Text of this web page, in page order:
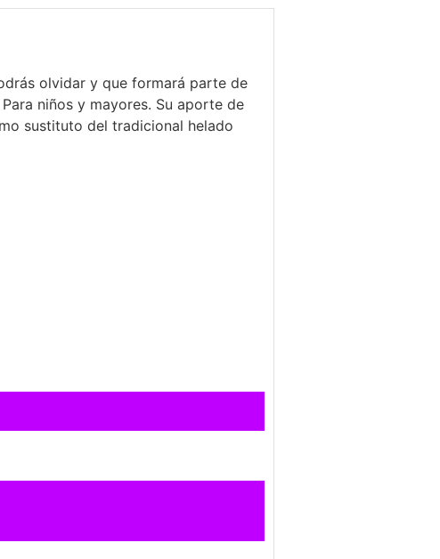
olvidar y que formará parte de
niños y mayores. Su aporte de
sustituto del tradicional helado